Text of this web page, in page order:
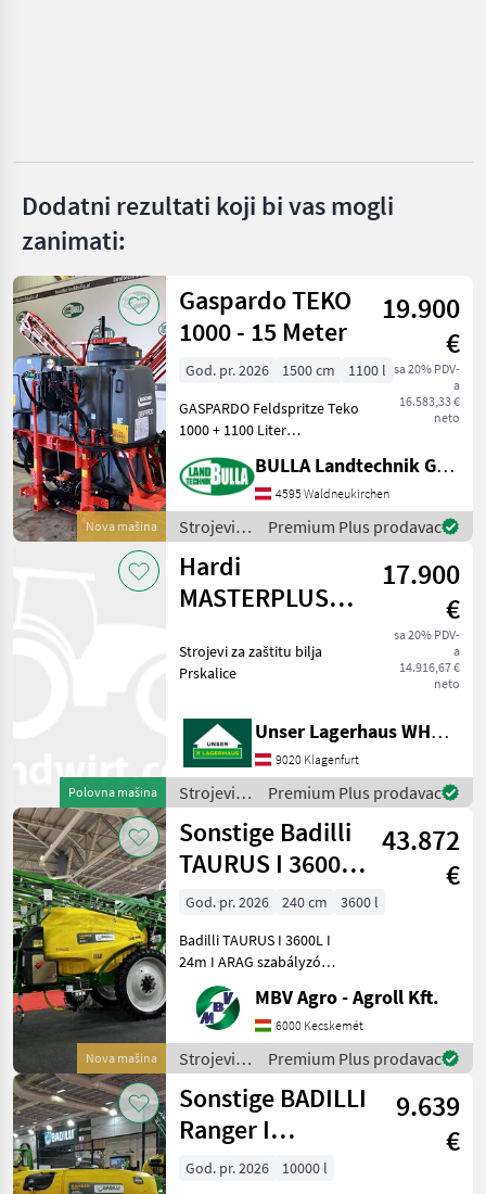
Horsch
Hardi
Fritzmeier
Prikaži
sve
(18)
MARKETPLACE
Marketplace
Ponude
trgovaca
Oglasi
Dodatni rezultati koji bi vas mogli
zanimati:
Nova mašina
Gaspardo TEKO
1000 - 15 Meter
19.900
€
sa 20% PDV-
a
16.583,33 €
neto
God. pr. 2026 1500 cm
1100 l
GASPARDO Feldspritze Teko
1000 + 1100 Liter
Arbeitsbreite + 3-fach
Düsenkörper +
Geschwindigkeitsabhängige
Steuerung (l/ha) + Spritzco
BULLA Landtechnik GmbH
4595 Waldneukirchen
Strojevi
za zaštitu
bilja /
Gaspardo
Premium Plus prodavac
Polovna mašina
Hardi
MASTERPLUS
17.900
€
sa 20% PDV-
a
14.916,67 €
neto
Strojevi za zaštitu bilja
Prskalice
Unser Lagerhaus WHG, Kärnten, Klagenfurt
9020 Klagenfurt
Strojevi
za zaštitu
bilja /
Hardi
Premium Plus prodavac
Nova mašina
Sonstige Badilli
TAURUS I 3600L I
24m I ARAG
szabályzó
43.872
€
God. pr. 2026 240 cm
3600 l
Badilli TAURUS I 3600L I
24m I ARAG szabályzó
Vontatott és függesztett
permetezők széles
választéka, most hihetetlen
jó áron! A Badilli céget
1982-ben alapították
MBV Agro - Agroll Kft.
6000 Kecskemét
Strojevi
za zaštitu
bilja /
Sonstige
Premium Plus prodavac
Sonstige BADILLI
Ranger I
axiálventilátoros
9.639
€
God. pr. 2026
10000 l